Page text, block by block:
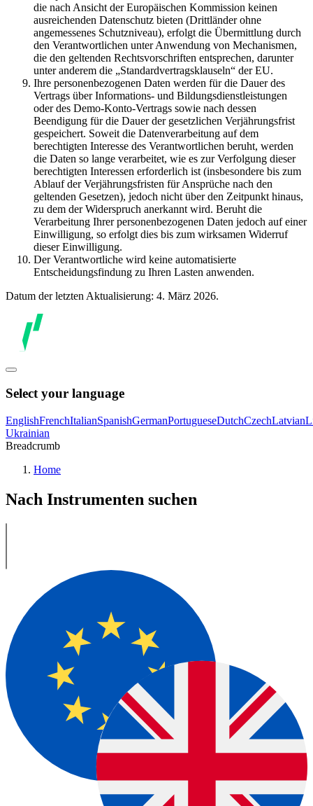
die nach Ansicht der Europäischen Kommission keinen
ausreichenden Datenschutz bieten (Drittländer ohne
angemessenes Schutzniveau), erfolgt die Übermittlung durch
den Verantwortlichen unter Anwendung von Mechanismen,
die den geltenden Rechtsvorschriften entsprechen, darunter
unter anderem die „Standardvertragsklauseln“ der EU.
Ihre personenbezogenen Daten werden für die Dauer des
Vertrags über Informations- und Bildungsdienstleistungen
oder des Demo-Konto-Vertrags sowie nach dessen
Beendigung für die Dauer der gesetzlichen Verjährungsfrist
gespeichert. Soweit die Datenverarbeitung auf dem
berechtigten Interesse des Verantwortlichen beruht, werden
die Daten so lange verarbeitet, wie es zur Verfolgung dieser
berechtigten Interessen erforderlich ist (insbesondere bis zum
Ablauf der Verjährungsfristen für Ansprüche nach den
geltenden Gesetzen), jedoch nicht über den Zeitpunkt hinaus,
zu dem der Widerspruch anerkannt wird. Beruht die
Verarbeitung Ihrer personenbezogenen Daten jedoch auf einer
Einwilligung, so erfolgt dies bis zum wirksamen Widerruf
dieser Einwilligung.
Der Verantwortliche wird keine automatisierte
Entscheidungsfindung zu Ihren Lasten anwenden.
Datum der letzten Aktualisierung: 4. März 2026.
Select your language
EnglishFrenchItalianSpanishGermanPortugueseDutchCzechLatvian
Ukrainian
Breadcrumb
Home
Nach Instrumenten suchen